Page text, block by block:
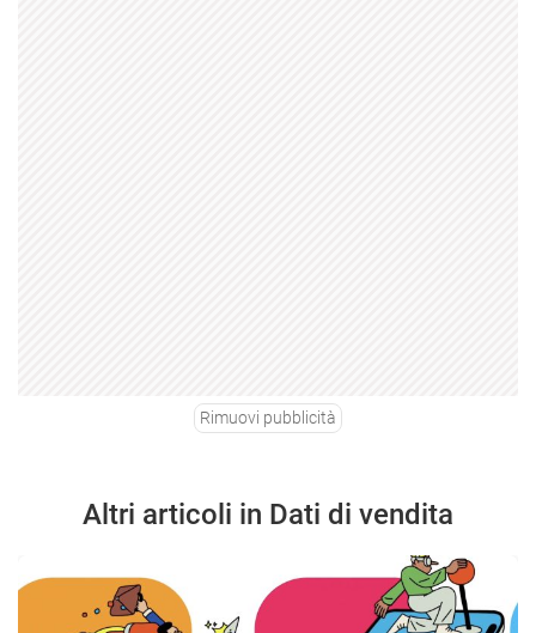
Rimuovi pubblicità
Altri articoli in Dati di vendita